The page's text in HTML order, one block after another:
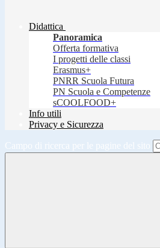
Didattica
Panoramica
Offerta formativa
I progetti delle classi
Erasmus+
PNRR Scuola Futura
PN Scuola e Competenze
sCOOLFOOD+
Info utili
Privacy e Sicurezza
Campo di ricerca per le pagine del sito